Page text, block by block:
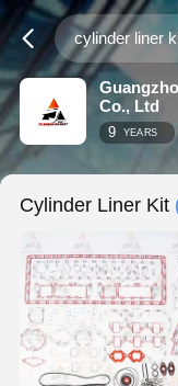
Co., Ltd
9 YEARS
Cylinder Liner Kit